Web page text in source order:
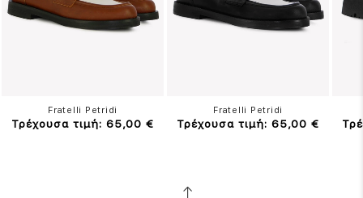
Fratelli Petridi
Τρέχουσα τιμή: 65,00 €
Fratelli Petridi
Τρέχουσα τιμή: 65,00 €